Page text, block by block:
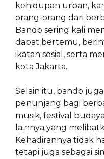
kehidupan urban,
orang-orang dari
Bando sering kali
dapat bertemu,
ikatan sosial, serta
kota Jakarta.
Selain itu, bando
penunjang bagi
musik, festival
lainnya yang
Kehadirannya tidak
tetapi juga sebagai